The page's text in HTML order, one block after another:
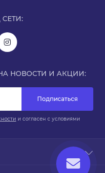
НОВОСТИ И АКЦИИ:
Подписаться
и согласен с условиями